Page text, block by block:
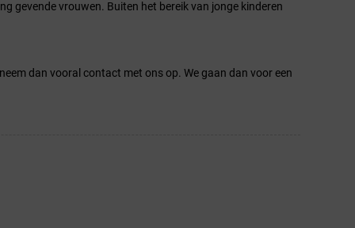
gevende vrouwen. Buiten het bereik van jonge kinderen
dan vooral contact met ons op. We gaan dan voor een